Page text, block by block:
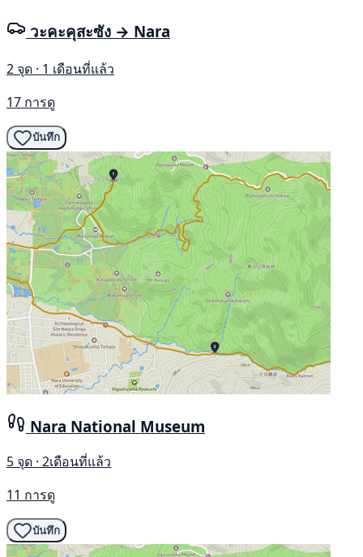
วะคะคุสะซัง → Nara
2 จุด · 1 เดือนที่แล้ว
17 การดู
บันทึก
Nara National Museum
5 จุด · 2เดือนที่แล้ว
11 การดู
บันทึก